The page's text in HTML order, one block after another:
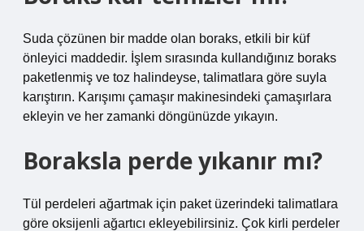
Suda çözünen bir madde olan boraks, etkili bir küf
önleyici maddedir. İşlem sırasında kullandığınız boraks
paketlenmiş ve toz halindeyse, talimatlara göre suyla
karıştırın. Karışımı çamaşır makinesindeki çamaşırlara
ekleyin ve her zamanki döngünüzde yıkayın.
Boraksla perde yıkanır mı?
Tül perdeleri ağartmak için paket üzerindeki talimatlara
göre oksijenli ağartıcı ekleyebilirsiniz. Çok kirli perdeler